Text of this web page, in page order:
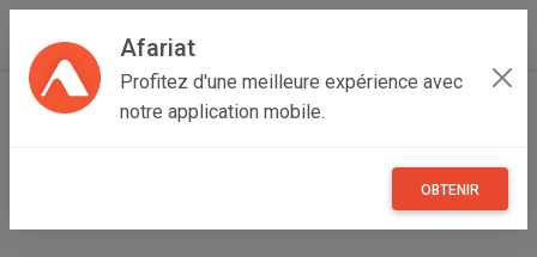
Afariat
Profitez d'une meilleure expérience avec
notre application mobile.
OBTENIR
Accueil Recherche Véhicules